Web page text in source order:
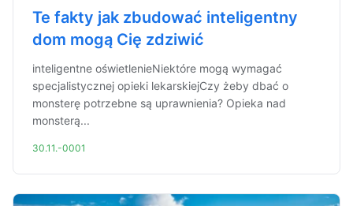
Te fakty jak zbudować inteligentny
dom mogą Cię zdziwić
inteligentne oświetlenieNiektóre mogą wymagać
specjalistycznej opieki lekarskiejCzy żeby dbać o
monsterę potrzebne są uprawnienia? Opieka nad
monsterą...
30.11.-0001